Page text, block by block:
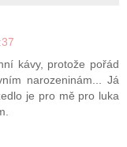
kávy, protože pořád
narozeninám... Já
je pro mě pro luka